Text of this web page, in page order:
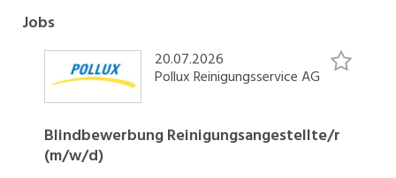
SOCIAL MEDIA
Jobs
20.07.2026
Pollux Reinigungsservice AG
Blindbewerbung Reinigungsangestellte/r
(m/w/d)